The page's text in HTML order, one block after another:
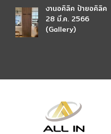
งานอคิลิค ป้ายอคิลิค
28 มี.ค. 2566
(Gallery)